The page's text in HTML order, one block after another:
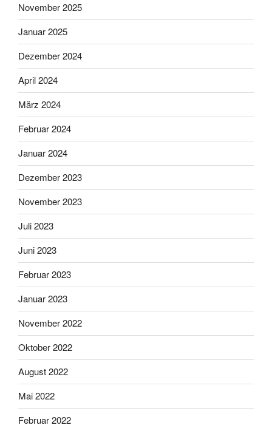
November 2025
Januar 2025
Dezember 2024
April 2024
März 2024
Februar 2024
Januar 2024
Dezember 2023
November 2023
Juli 2023
Juni 2023
Februar 2023
Januar 2023
November 2022
Oktober 2022
August 2022
Mai 2022
Februar 2022